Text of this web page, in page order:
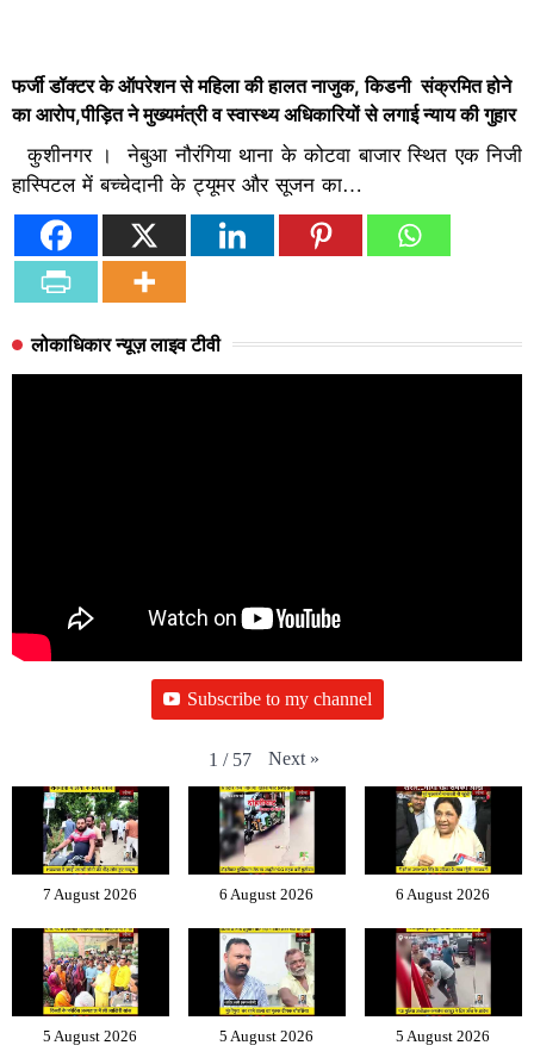
फर्जी डॉक्टर के ऑपरेशन से महिला की हालत नाजुक, किडनी संक्रमित होने
का आरोप,पीड़ित ने मुख्यमंत्री व स्वास्थ्य अधिकारियों से लगाई न्याय की गुहार
कुशीनगर । नेबुआ नौरंगिया थाना के कोटवा बाजार स्थित एक निजी
हास्पिटल में बच्चेदानी के ट्यूमर और सूजन का…
लोकाधिकार न्यूज़ लाइव टीवी
Subscribe to my channel
1 / 57 Next »
7 August 2026 6 August 2026 6 August 2026
5 August 2026 5 August 2026 5 August 2026